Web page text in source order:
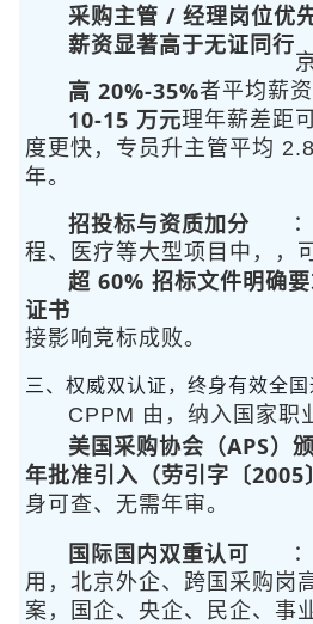
采购主管 / 经理岗位优
薪资显著高于无证同行
者平均薪
高 20%-35%
理年薪差距
10-15 万元
度更快，专员升主管平均
年。
招投标与资质加分
程、医疗等大型项目中，
超 60% 招标文件明确
证书
，
接影响竞标成败。
三、权威双认证，终身有效全国
CPPM 由
美国采购协会（APS）
年批准引入（劳引字〔2005
，纳入国家职
身可查、无需年审。
国际国内双重认可
用，北京外企、跨国采购岗
案，国企、央企、民企、事